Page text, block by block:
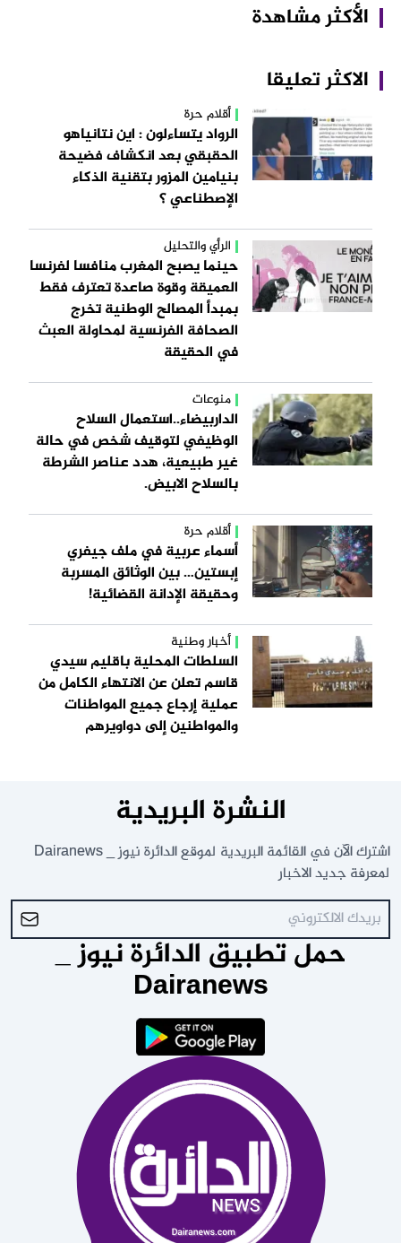
الأكثر مشاهدة
الاكثر تعليقا
أقلام حرة
الرواد يتساءلون : اين نتانياهو
الحقبقي بعد انكشاف فضيحة
بنيامين المزور بتقنية الذكاء
الإصطناعي ؟
الرأي والتحليل
حينما يصبح المغرب منافسا لفرنسا
العميقة وقوة صاعدة تعترف فقط
بمبدأ المصالح الوطنية تخرج
الصحافة الفرنسية لمحاولة العبث
في الحقيقة
منوعات
الداربيضاء..استعمال السلاح
الوظيفي لتوقيف شخص في حالة
غير طبيعية، هدد عناصر الشرطة
بالسلاح الابيض.
أقلام حرة
أسماء عربية في ملف جيفري
إبستين… بين الوثائق المسربة
وحقيقة الإدانة القضائية!
أخبار وطنية
السلطات المحلية باقليم سيدي
قاسم تعلن عن الانتهاء الكامل من
عملية إرجاع جميع المواطنات
والمواطنين إلى دواويرهم
النشرة البريدية
اشترك الآن في القائمة البريدية لموقع الدائرة نيوز _ Dairanews
لمعرفة جديد الاخبار
حمل تطبيق الدائرة نيوز _
Dairanews